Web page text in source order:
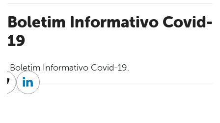
Boletim Informativo Covid-
19
Boletim Informativo Covid-19.
TwitterLinkedin